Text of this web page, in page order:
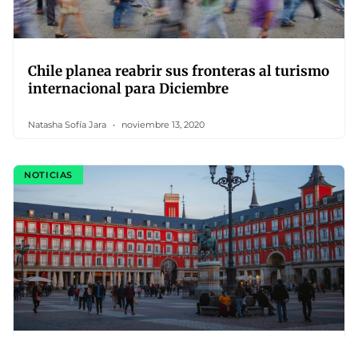
Chile planea reabrir sus fronteras al turismo
internacional para Diciembre
Natasha Sofía Jara noviembre 13, 2020
NOTICIAS